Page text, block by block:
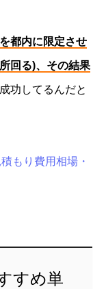
都内に限定させ
回る)、その結果
功してるんだと
もり費用相場・
すめ単